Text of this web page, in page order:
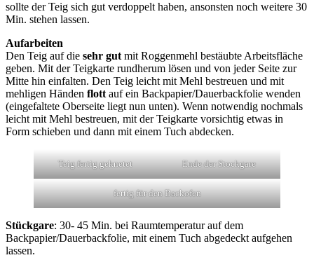
sollte der Teig sich gut verdoppelt haben, ansonsten noch weitere 30
Min. stehen lassen.
Aufarbeiten
Den Teig auf die sehr gut mit Roggenmehl bestäubte Arbeitsfläche
geben. Mit der Teigkarte rundherum lösen und von jeder Seite zur
Mitte hin einfalten. Den Teig leicht mit Mehl bestreuen und mit
mehligen Händen flott auf ein Backpapier/Dauerbackfolie wenden
(eingefaltete Oberseite liegt nun unten). Wenn notwendig nochmals
leicht mit Mehl bestreuen, mit der Teigkarte vorsichtig etwas in
Form schieben und dann mit einem Tuch abdecken.
Teig fertig geknetet Ende der Stockgare
fertig für den Backofen
Stückgare: 30- 45 Min. bei Raumtemperatur auf dem
Backpapier/Dauerbackfolie, mit einem Tuch abgedeckt aufgehen
lassen.